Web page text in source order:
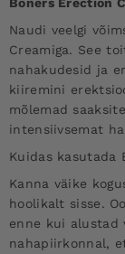
Naudi veelgi
Creamiga. See
nahakudesid ja
kiiremini
mõlemad
intensiivsemat
Kuidas kasutada
Kanna väike
hoolikalt sisse.
enne kui alustad
nahapiirkonnal,